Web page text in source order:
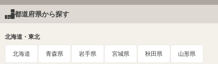
都道府県から探す
北海道・東北
北海道 青森県 岩手県 宮城県 秋田県 山形県